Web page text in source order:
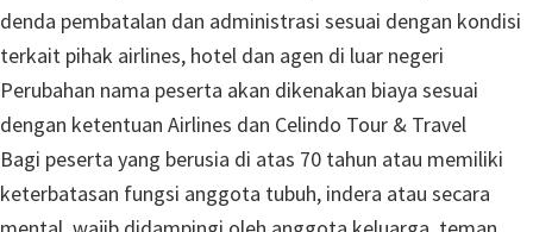
denda pembatalan dan administrasi sesuai dengan kondisi
terkait pihak airlines, hotel dan agen di luar negeri
Perubahan nama peserta akan dikenakan biaya sesuai
dengan ketentuan Airlines dan Celindo Tour & Travel
Bagi peserta yang berusia di atas 70 tahun atau memiliki
keterbatasan fungsi anggota tubuh, indera atau secara